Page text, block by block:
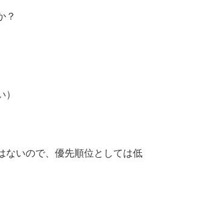
？
ないので、優先順位としては低